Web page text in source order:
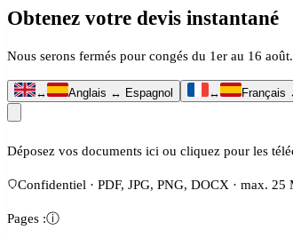
Obtenez votre devis instantané
Nous serons fermés pour congés du 1er au 16
↔ Anglais ↔ Espagnol ↔ Français
Déposez vos documents ici ou cliquez pour les
Confidentiel · PDF, JPG, PNG, DOCX · max. 25
Pages :ⓘ